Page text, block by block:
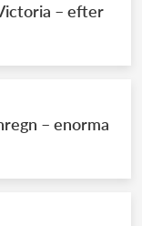
– efter
– enorma